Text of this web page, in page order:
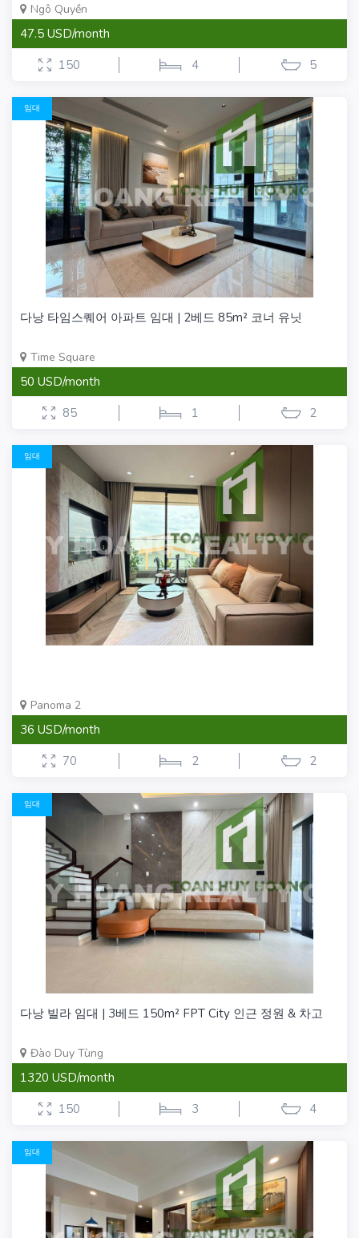
Ngô Quyền
47.5 USD/month
150
4 5
임대
다낭 타임스퀘어 아파트 임대 | 2베드 85m² 코너 유닛
Time Square
50 USD/month
85
1 2
임대
Panoma 2
36 USD/month
70
2 2
임대
다낭 빌라 임대 | 3베드 150m² FPT City 인근 정원 & 차고
Đào Duy Tùng
1320 USD/month
150
3 4
임대